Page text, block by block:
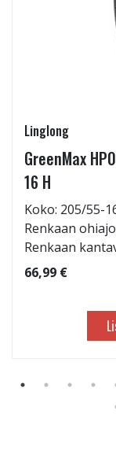
Linglong
GreenMax
16 H
Koko: 205/55-
Renkaan
Renkaan
66,99 €